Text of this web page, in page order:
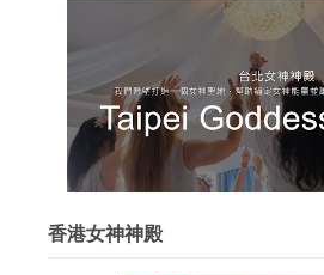
香港女神神殿